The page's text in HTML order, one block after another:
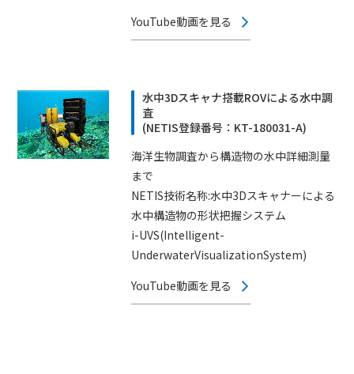
YouTube動画を見る
水中3Dスキャナ搭載ROVによる水中調
査
(NETIS登録番号：KT-180031-A)
海洋生物調査から構造物の水中詳細測量
まで
NETIS技術名称:水中3Dスキャナーによる
水中構造物の形状把握システム
i-UVS(Intelligent-
UnderwaterVisualizationSystem)
YouTube動画を見る